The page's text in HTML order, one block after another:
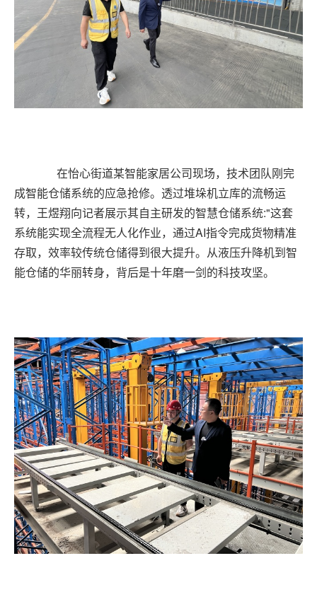
在怡心街道某智能家居公司现场，技术团队刚完
成智能仓储系统的应急抢修。 透过堆垛机立库的流畅运
转，王煜翔向记者展示其自主研发的智慧仓储系统:"这套
系统能实现全流程无人化作业，通过AI指令完成货物精准
存取，效率较传统仓储得到很大提升。从液压升降机到智
能仓储的华丽转身，背后是十年磨一剑的科技攻坚。